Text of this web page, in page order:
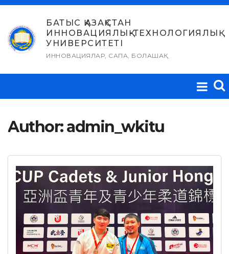
Skip
content
БАТЫС ҚАЗАҚСТАН
ИННОВАЦИЯЛЫҚ-ТЕХНОЛОГИЯЛЫҚ
УНИВЕРСИТЕТІ
ИННОВАЦИЯЛАР, САПА, БОЛАШАҚ
Author:admin_wkitu